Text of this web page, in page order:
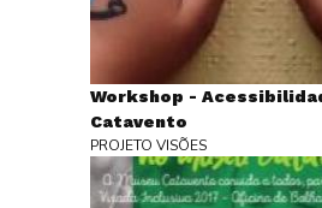
Workshop -
Catavento
PROJETO VISÕES